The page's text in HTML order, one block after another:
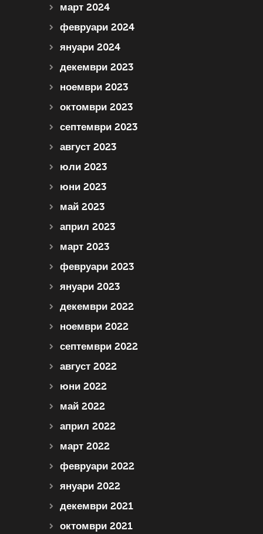
март 2024
февруари 2024
януари 2024
декември 2023
ноември 2023
октомври 2023
септември 2023
август 2023
юли 2023
юни 2023
май 2023
април 2023
март 2023
февруари 2023
януари 2023
декември 2022
ноември 2022
септември 2022
август 2022
юни 2022
май 2022
април 2022
март 2022
февруари 2022
януари 2022
декември 2021
октомври 2021